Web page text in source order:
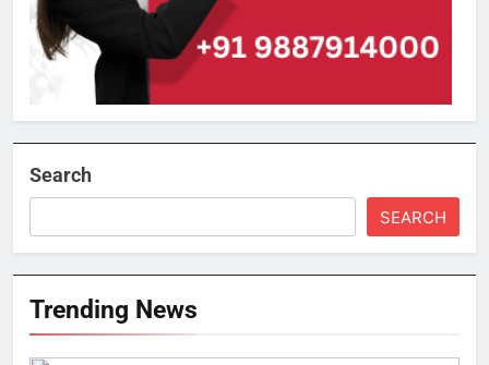
Search
SEARCH
Trending News